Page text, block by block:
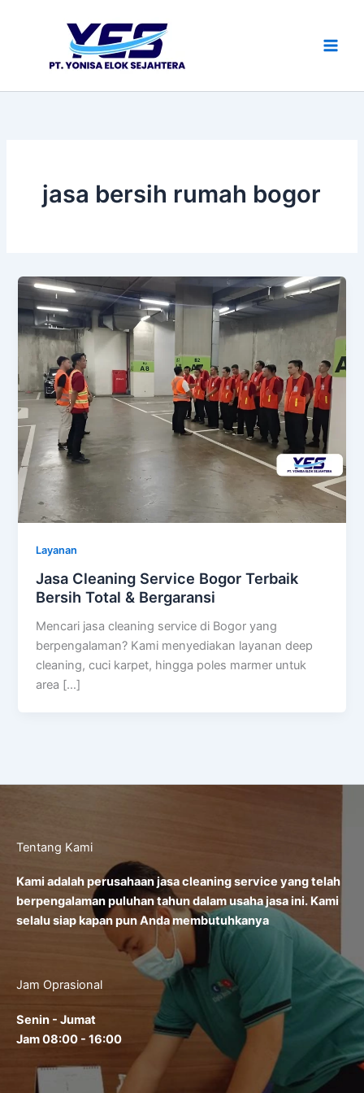
jasa bersih rumah bogor
Layanan
Jasa Cleaning Service Bogor Terbaik
Bersih Total & Bergaransi
Mencari jasa cleaning service di Bogor yang
berpengalaman? Kami menyediakan layanan deep
cleaning, cuci karpet, hingga poles marmer untuk
area […]
Tentang Kami
Kami adalah perusahaan jasa cleaning service yang telah
berpengalaman puluhan tahun dalam usaha jasa ini. Kami
selalu siap kapan pun Anda membutuhkanya
Jam Oprasional
Senin - Jumat
Jam 08:00 - 16:00